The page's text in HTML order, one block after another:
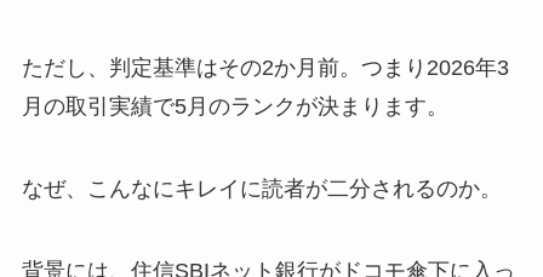
ただし、判定基準はその2か月前。つまり2026年3
月の取引実績で5月のランクが決まります。
なぜ、こんなにキレイに読者が二分されるのか。
背景には、住信SBIネット銀行がドコモ傘下に入っ